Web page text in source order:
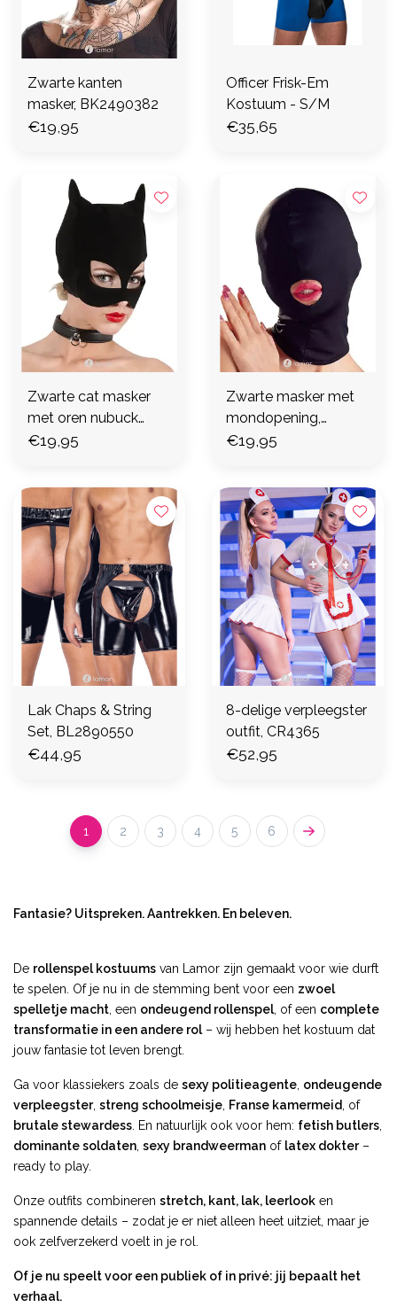
Zwarte kanten
masker, BK2490382
€19,95
Officer Frisk-Em
Kostuum - S/M
€35,65
Zwarte cat masker
met oren nubuck
look, BK2490242
€19,95
Zwarte masker met
mondopening,
BK2490366
€19,95
Lak Chaps & String
Set, BL2890550
€44,95
8-delige verpleegster
outfit, CR4365
€52,95
1 2 3 4 5 6
Fantasie? Uitspreken. Aantrekken. En beleven.
De rollenspel kostuums van Lamor zijn gemaakt voor wie durft
te spelen. Of je nu in de stemming bent voor een zwoel
spelletje macht , een ondeugend rollenspel, of een complete
transformatie in een andere rol– wij hebben het kostuum dat
jouw fantasie tot leven brengt.
Ga voor klassiekers zoals de sexy politieagente ondeugende
verpleegster, streng schoolmeisje Franse kamermeid
, of
brutale stewardess . En natuurlijk ook voor hem: fetish butlers
dominante soldaten sexy brandweerman of latex dokter–
ready to play.
Onze outfits combineren stretch, kant, lak, leerlook en
spannende details – zodat je er niet alleen heet uitziet, maar je
ook zelfverzekerd voelt in je rol.
Of je nu speelt voor een publiek of in privé: jij bepaalt het
verhaal.